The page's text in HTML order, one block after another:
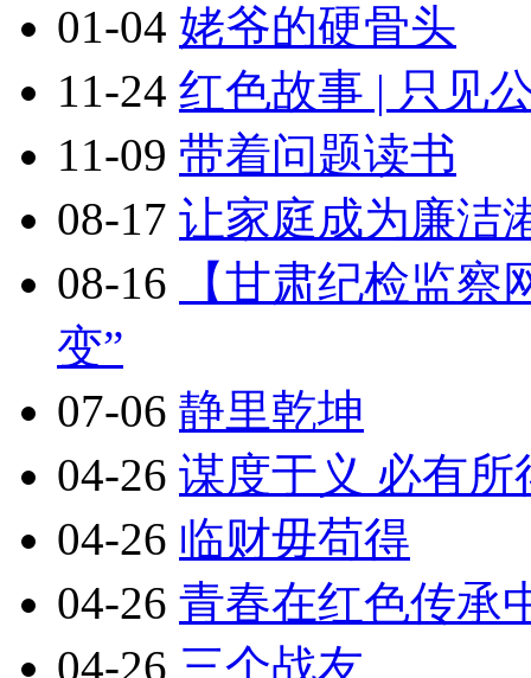
01-04 姥爷的硬骨头
11-24 红色故事 | 只见
11-09 带着问题读书
08-17 让家庭成为廉洁
08-16
【甘肃纪检监察
变”
07-06 静里乾坤
04-26 谋度于义 必有所
04-26 临财毋苟得
04-26 青春在红色传承
04-26 三个战友